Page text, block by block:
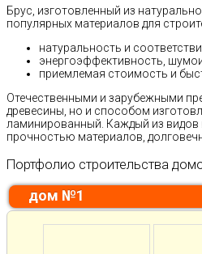
Брус, изготовленный из
популярных материалов для
натуральность и
энергоэффективность,
приемлемая стоимость и
Отечественными и зарубежными
древесины, но и способом
ламинированный. Каждый из видов
прочностью материалов,
Портфолио строительства
дом №1